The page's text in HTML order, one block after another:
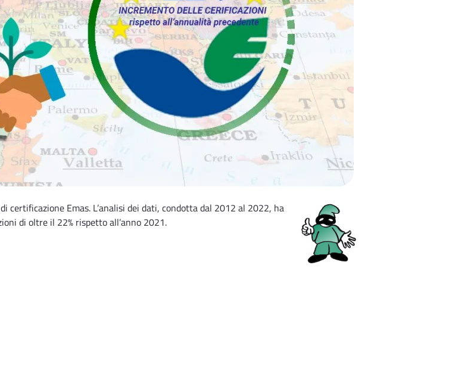
Emas. L’analisi dei dati, condotta dal 2012 al 2022, ha
di oltre il 22% rispetto all’anno 2021.